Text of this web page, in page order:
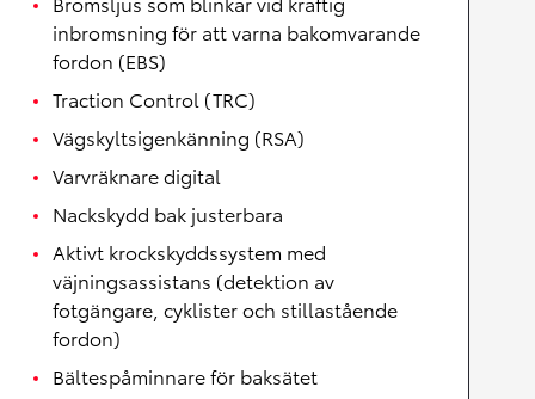
inbromsning för att varna bakomvarande
fordon (EBS)
Traction Control (TRC)
Vägskyltsigenkänning (RSA)
Varvräknare digital
Nackskydd bak justerbara
Aktivt krockskyddssystem med
väjningsassistans (detektion av
fotgängare, cyklister och stillastående
fordon)
Bältespåminnare för baksätet